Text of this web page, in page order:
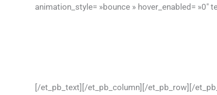
animation_style= »bounce » hover_enabled= »0″
[/et_pb_text][/et_pb_column][/et_pb_row][/